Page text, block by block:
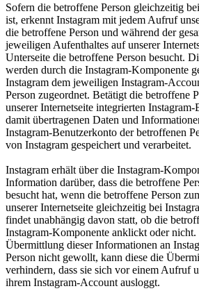
Sofern die betroffene Person gleichzeitig
ist, erkennt Instagram mit jedem Aufruf
die betroffene Person und während der
jeweiligen Aufenthaltes auf unserer
Unterseite die betroffene Person besucht.
werden durch die Instagram-Komponente
Instagram dem jeweiligen Instagram-
Person zugeordnet. Betätigt die betroffene
unserer Internetseite integrierten
damit übertragenen Daten und
Instagram-Benutzerkonto der betroffenen
von Instagram gespeichert und verarbeitet.
Instagram erhält über die Instagram-
Information darüber, dass die betroffene
besucht hat, wenn die betroffene Person
unserer Internetseite gleichzeitig bei
findet unabhängig davon statt, ob die
Instagram-Komponente anklickt oder nicht.
Übermittlung dieser Informationen an
Person nicht gewollt, kann diese die
verhindern, dass sie sich vor einem Aufruf
ihrem Instagram-Account ausloggt.